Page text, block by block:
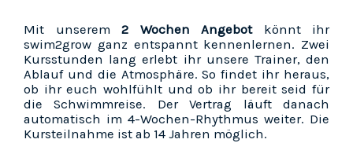
Mit unserem 2 Wochen Angebotkönnt ihr
swim2grow ganz entspannt kennenlernen. Zwei
Kursstunden lang erlebt ihr unsere Trainer, den
Ablauf und die Atmosphäre. So findet ihr heraus,
ob ihr euch wohlfühlt und ob ihr bereit seid für
die Schwimmreise. Der Vertrag läuft danach
automatisch im 4-Wochen-Rhythmus weiter. Die
Kursteilnahme ist ab 14 Jahren möglich.